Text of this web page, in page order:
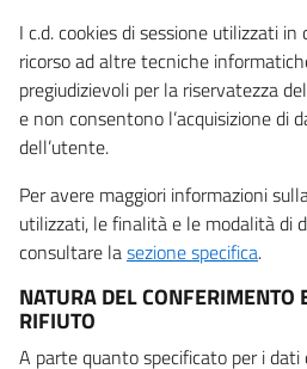
I c.d. cookies di sessione utilizzati
ricorso ad altre tecniche
pregiudizievoli per la riservatezza
e non consentono l’acquisizione di
dell’utente.
Per avere maggiori informazioni
utilizzati, le finalità e le modalità di
consultare lasezione specifica.
NATURA DEL CONFERIMENTO
RIFIUTO
A parte quanto specificato per i dati